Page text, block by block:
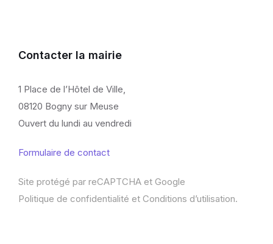
Contacter la mairie
1 Place de l’Hôtel de Ville,
08120 Bogny sur Meuse
Ouvert du lundi au vendredi
Formulaire de contact
Site protégé par reCAPTCHA et Google
Politique de confidentialité et Conditions d’utilisation.